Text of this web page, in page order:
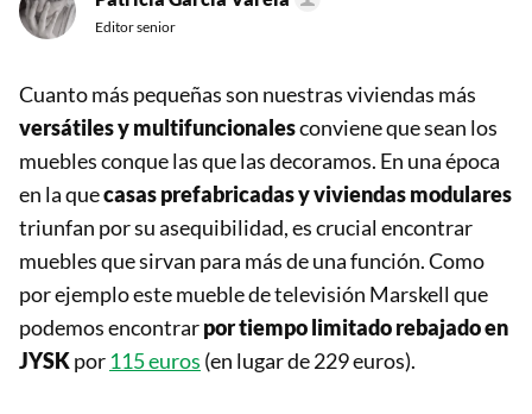
Editor senior
Cuanto más pequeñas son nuestras viviendas más
versátiles y multifuncionalesconviene que sean los
muebles conque las que las decoramos. En una época
en la quecasas prefabricadas y viviendas modulares
triunfan por su asequibilidad, es crucial encontrar
muebles que sirvan para más de una función. Como
por ejemplo este mueble de televisión Marskell que
podemos encontrarpor tiempo limitado rebajado en
JYSKpor 115 euros (en lugar de 229 euros).